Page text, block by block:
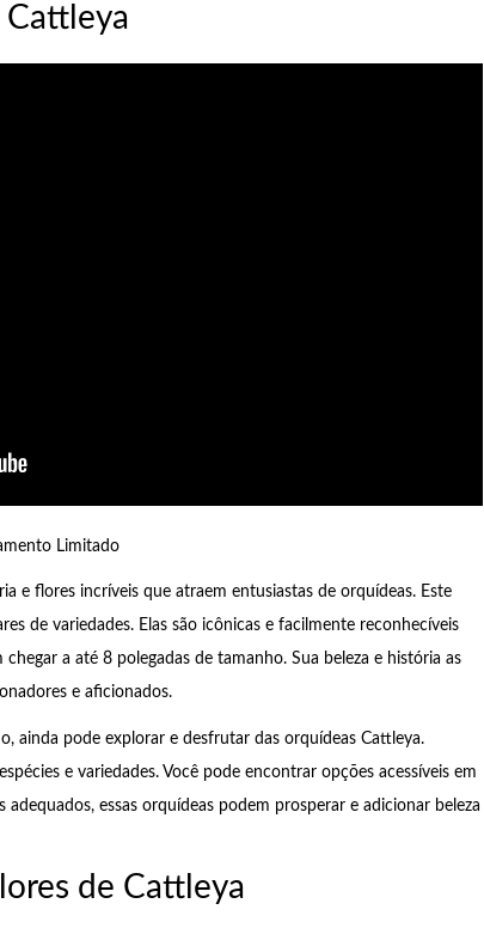
Limitado
e flores incríveis que atraem entusiastas de orquídeas. Este
de variedades. Elas são icônicas e facilmente reconhecíveis
a até 8 polegadas de tamanho. Sua beleza e história as
e aficionados.
ainda pode explorar e desfrutar das orquídeas Cattleya.
e variedades. Você pode encontrar opções acessíveis em
essas orquídeas podem prosperar e adicionar beleza
de Cattleya